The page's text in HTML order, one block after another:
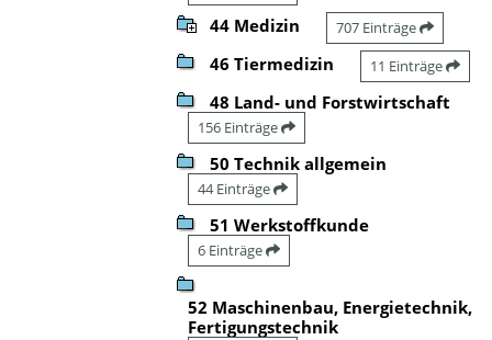
44 Medizin 707 Einträge
46 Tiermedizin 11 Einträge
48 Land- und Forstwirtschaft
156 Einträge
50 Technik allgemein
44 Einträge
51 Werkstoffkunde
6 Einträge
52 Maschinenbau, Energietechnik,
Fertigungstechnik